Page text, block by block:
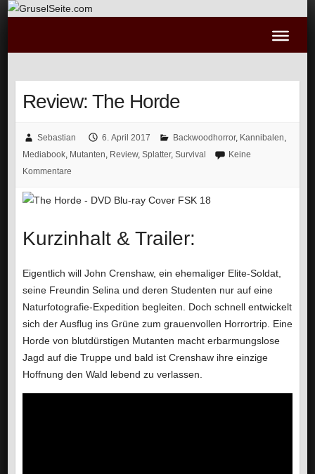
Review: The Horde
Sebastian 6. April 2017 Backwoodhorror, Kannibalen,
Mediabook, Mutanten, Review, Splatter, Survival
Keine
Kommentare
Kurzinhalt & Trailer:
Eigentlich will John Crenshaw, ein ehemaliger Elite-Soldat,
seine Freundin Selina und deren Studenten nur auf eine
Naturfotografie-Expedition begleiten. Doch schnell entwickelt
sich der Ausflug ins Grüne zum grauenvollen Horrortrip. Eine
Horde von blutdürstigen Mutanten macht erbarmungslose
Jagd auf die Truppe und bald ist Crenshaw ihre einzige
Hoffnung den Wald lebend zu verlassen.